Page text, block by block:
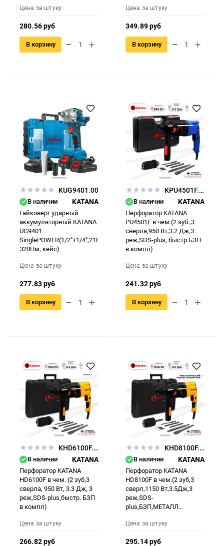
Цена за штуку
280.56 руб
В корзину
Цена за штуку
349.89 руб
В корзину
KUG9401.00
В наличии KATANA
Гайковерт ударный
аккумуляторный KATANA
UG9401
SinglePOWER(1/2"+1/4",21В,2*2Ач,2ск,
320Нм, кейс)
Цена за штуку
277.83 руб
В корзину
KPU4501F.00
В наличии KATANA
Перфоратор KATANA
PU4501F в чем.(2 зуб.,3
сверла,950 Вт,3.2 Дж,3
реж,SDS-plus, быстр.БЗП
в компл)
Цена за штуку
241.32 руб
В корзину
KHD6100F.00
В наличии KATANA
Перфоратор KATANA
HD6100F в чем. (2 зуб,3
сверла, 950 Вт, 3.3 Дж, 3
реж,SDS-plus,быстр. БЗП
в компл)
Цена за штуку
266.82 руб
KHD8100F.00
В наличии KATANA
Перфоратор KATANA
HD8100F в чем.(2 зуб,3
сверл,1150 Вт,3.5Дж,3
реж,SDS-
plus,БЗП,МЕТАЛЛ
Цена за штуку
295.14 руб